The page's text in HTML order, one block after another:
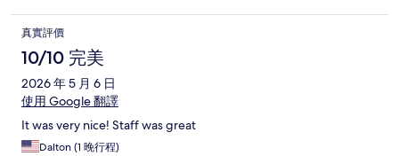
真實評價
10/10 完美
2026 年 5 月 6 日
使用 Google 翻譯
It was very nice! Staff was great
Dalton (1 晚行程)